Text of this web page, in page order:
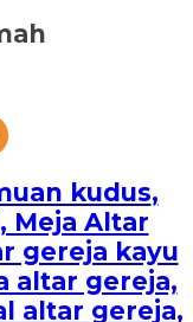
kudus,
Meja Altar
gereja kayu
altar gereja,
altar gereja,